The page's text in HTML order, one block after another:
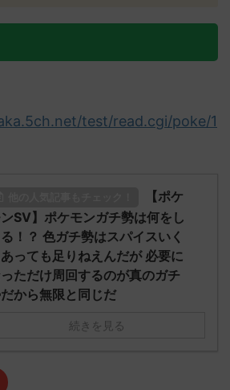
test/read.cgi/poke/1
【ポケ
SV】ポケモンガチ勢は何をし
！？ 色ガチ勢はスパイスいく
あっても足りねえんだが 必要に
ただけ周回するのが真のガチ
から無限と同じだ
続きを見る